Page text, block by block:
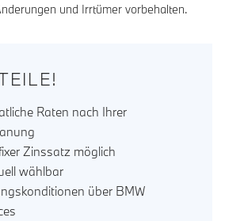
und Irrtümer vorbehalten.
Raten nach Ihrer
Zinssatz möglich
wählbar
über BMW